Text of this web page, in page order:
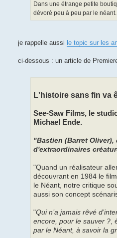
Dans une étrange petite
dévoré peu à peu par le
je rappelle aussi le topic sur les
ci-dessous : un article de
L'histoire sans fin va
See-Saw Films, le
Michael Ende.
"Bastien (Barret
d'extraordinaires
"Quand un réalisateur
découvrant en 1984 le
le Néant, notre critique
aussi son concept
"Qui n’a jamais rêvé
encore, pour le sauver ?,
par le Néant, à savoir la